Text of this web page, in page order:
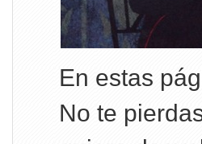
En estas
No te